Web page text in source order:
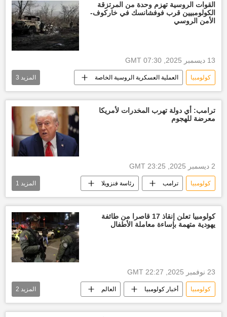
القوات الروسية تهزم وحدة من المرتزقة
الكولومبيين قرب فوفشانسك في خاركوف-
الأمن الروسي
13 ديسمبر 2025, 07:30 GMT
كولومبيا العملية العسكرية الروسية الخاصة
روسيا أخبار روسيا اليوم
أخبار العالم الآن
المزيد 3
ترامب: أي دولة تهرب المخدرات لأمريكا
معرضة للهجوم
2 ديسمبر 2025, 23:25 GMT
كولومبيا ترامب رئاسة فنزويلا
الولايات المتحدة الأمريكية
المزيد 1
كولومبيا تعلن إنقاذ 17 قاصرا من طائفة
يهودية متهمة بإساءة معاملة الأطفال
23 نوفمبر 2025, 22:27 GMT
كولومبيا أخبار كولومبيا العالم
أخبار العالم الآن غواتيمالا
المزيد 2